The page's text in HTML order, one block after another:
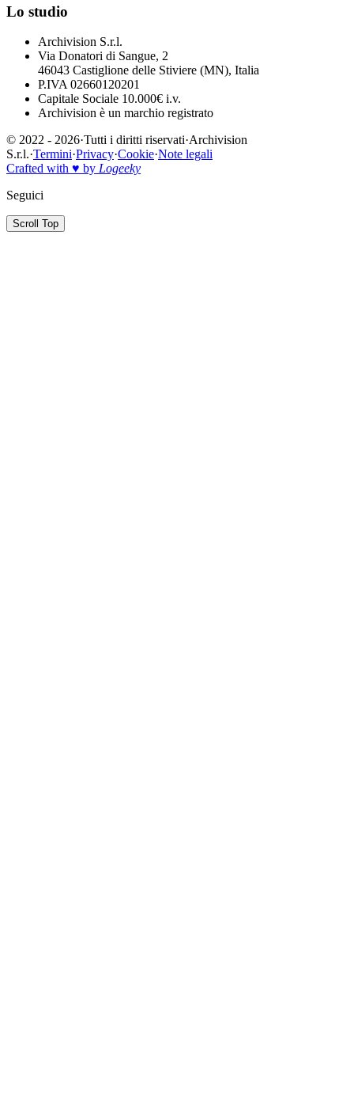
Lo studio
Archivision S.r.l.
Via Donatori di Sangue, 2
46043 Castiglione delle Stiviere (MN), Italia
P.IVA 02660120201
Capitale Sociale 10.000€ i.v.
Archivision è un marchio registrato
© 2022 - 2026·Tutti i diritti riservati·Archivision
S.r.l.·Termini·Privacy·Cookie·Note legali
Crafted with ♥ by Logeeky
Seguici
Scroll Top